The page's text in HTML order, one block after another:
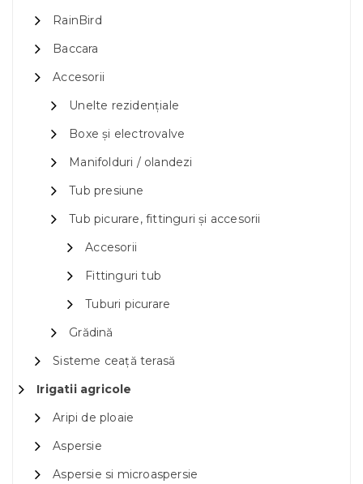
RainBird
Baccara
Accesorii
Unelte rezidențiale
Boxe și electrovalve
Manifolduri / olandezi
Tub presiune
Tub picurare, fittinguri și accesorii
Accesorii
Fittinguri tub
Tuburi picurare
Grădină
Sisteme ceață terasă
Irigatii agricole
Aripi de ploaie
Aspersie
Aspersie si microaspersie